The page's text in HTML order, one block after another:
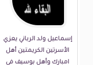
إسماعيل ولد الرباني يعزي
الأسرتين الكريمتين أهل
امبارك وأهل بوسيف في